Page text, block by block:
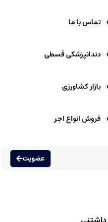
آرایشی و بهداشتی در جهان هستند
به نفس و بهره مندی از رایحه
گرمی است که ویژگی های خاص خود را
شود، نوعی عطر است که با غلظت
این نوع عطرها عموما غلظت حدود
و ارزان تر داشته باشند.
عموما غلظت اسانس کمتری دارند.
دارند که مدت زمان بیشتری روی پوست
تماس با ما
دندانپزشکی قسطی
بازار کشاورزی
فروش انواع اجر
عضویت